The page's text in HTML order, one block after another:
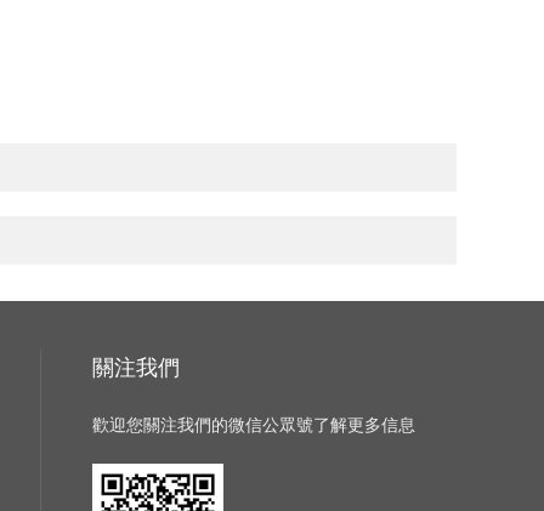
關注我們
歡迎您關注我們的微信公眾號了解更多信息